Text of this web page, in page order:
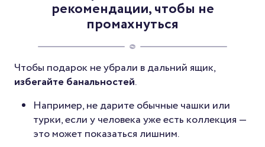
рекомендации, чтобы не
промахнуться
Чтобы подарок не убрали в дальний ящик,
избегайте банальностей.
Например, не дарите обычные чашки или
турки, если у человека уже есть коллекция —
это может показаться лишним.